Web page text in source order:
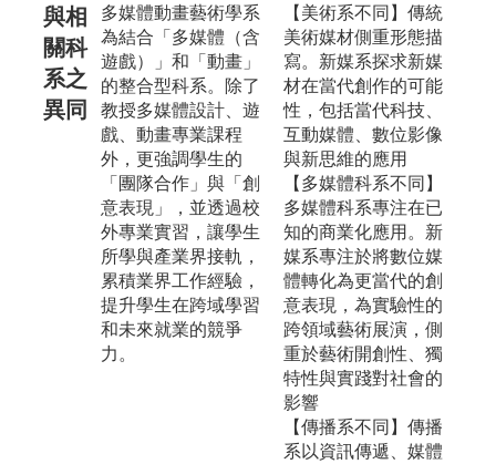
與相
關科
系之
異同
多媒體動畫藝術學系
為結合「多媒體（含
遊戲）」和「動畫」
的整合型科系。除了
教授多媒體設計、遊
戲、動畫專業課程
外，更強調學生的
「團隊合作」與「創
意表現」，並透過校
外專業實習，讓學生
所學與產業界接軌，
累積業界工作經驗，
提升學生在跨域學習
和未來就業的競爭
力。
【美術系不同】傳統
美術媒材側重形態描
寫。新媒系探求新媒
材在當代創作的可能
性，包括當代科技、
互動媒體、數位影像
與新思維的應用
【多媒體科系不同】
多媒體科系專注在已
知的商業化應用。新
媒系專注於將數位媒
體轉化為更當代的創
意表現，為實驗性的
跨領域藝術展演，側
重於藝術開創性、獨
特性與實踐對社會的
影響
【傳播系不同】傳播
系以資訊傳遞、媒體